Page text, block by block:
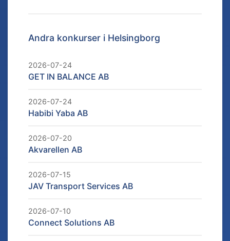
Andra konkurser i Helsingborg
2026-07-24
GET IN BALANCE AB
2026-07-24
Habibi Yaba AB
2026-07-20
Akvarellen AB
2026-07-15
JAV Transport Services AB
2026-07-10
Connect Solutions AB